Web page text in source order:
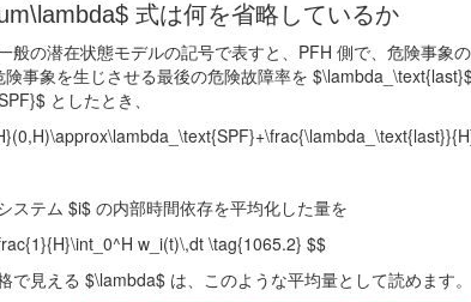
式は何を省略しているか
般の潜在状態モデルの記号で表すと、PFH 側で、危険事象
事象を生じさせる最後の危険故障率を
としたとき、
ステム $i$ の内部時間依存を平均化した量を
w_i(t)\,dt \tag{1065.2} $$
で見える $\lambda$ は、このような平均量として読めます。